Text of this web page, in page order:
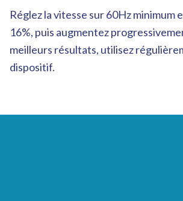
Réglez la vitesse sur 60Hz minimum
16%, puis augmentez
meilleurs résultats, utilisez
dispositif.